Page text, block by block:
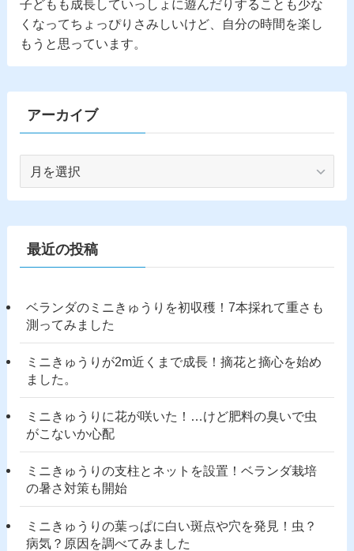
子どもも成長していっしょに遊んだりすることも少な
くなってちょっぴりさみしいけど、自分の時間を楽し
もうと思っています。
アーカイブ
カ
イ
ブ
最近の投稿
ベランダのミニきゅうりを初収穫！7本採れて重さも
測ってみました
ミニきゅうりが2m近くまで成長！摘花と摘心を始め
ました。
ミニきゅうりに花が咲いた！…けど肥料の臭いで虫
がこないか心配
ミニきゅうりの支柱とネットを設置！ベランダ栽培
の暑さ対策も開始
ミニきゅうりの葉っぱに白い斑点や穴を発見！虫？
病気？原因を調べてみました